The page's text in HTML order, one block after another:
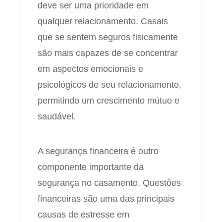
deve ser uma prioridade em
qualquer relacionamento. Casais
que se sentem seguros fisicamente
são mais capazes de se concentrar
em aspectos emocionais e
psicológicos de seu relacionamento,
permitindo um crescimento mútuo e
saudável.
A segurança financeira é outro
componente importante da
segurança no casamento. Questões
financeiras são uma das principais
causas de estresse em